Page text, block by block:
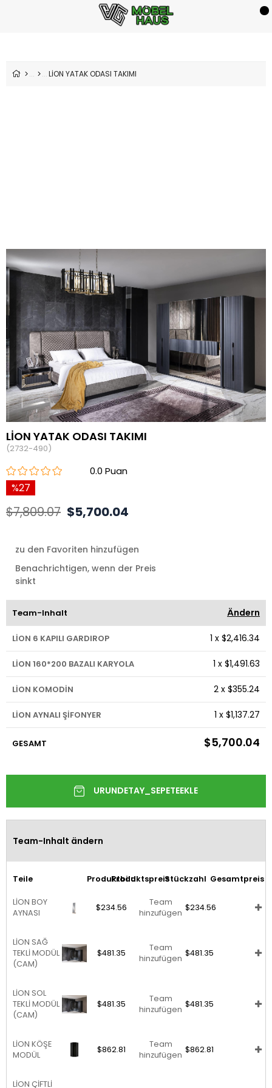
LİON YATAK ODASI TAKIMI
LİON YATAK ODASI TAKIMI
(2732-490)
0.0
27
$7,809.07 $5,700.04
zu den Favoriten hinzufügen
Benachrichtigen, wenn der Preis
sinkt
Team-Inhalt Ändern
LİON 6 KAPILI GARDIROP 1 x $2,416.34
LİON 160*200 BAZALI KARYOLA 1 x $1,491.63
LİON KOMODİN 2 x $355.24
LİON AYNALI ŞİFONYER 1 x $1,137.27
GESAMT $5,700.04
Team-Inhalt ändern
Teile ProduktbildProduktspreisStückzahl Gesamtpreis
LİON BOY
AYNASI
$234.56
Team
hinzufügen
$234.56
LİON SAĞ
TEKLİ MODÜL
(CAM)
$481.35
Team
hinzufügen
$481.35
LİON SOL
TEKLİ MODÜL
(CAM)
$481.35
Team
hinzufügen
$481.35
LİON KÖŞE
MODÜL
$862.81
Team
hinzufügen
$862.81
LİON ÇİFTLİ